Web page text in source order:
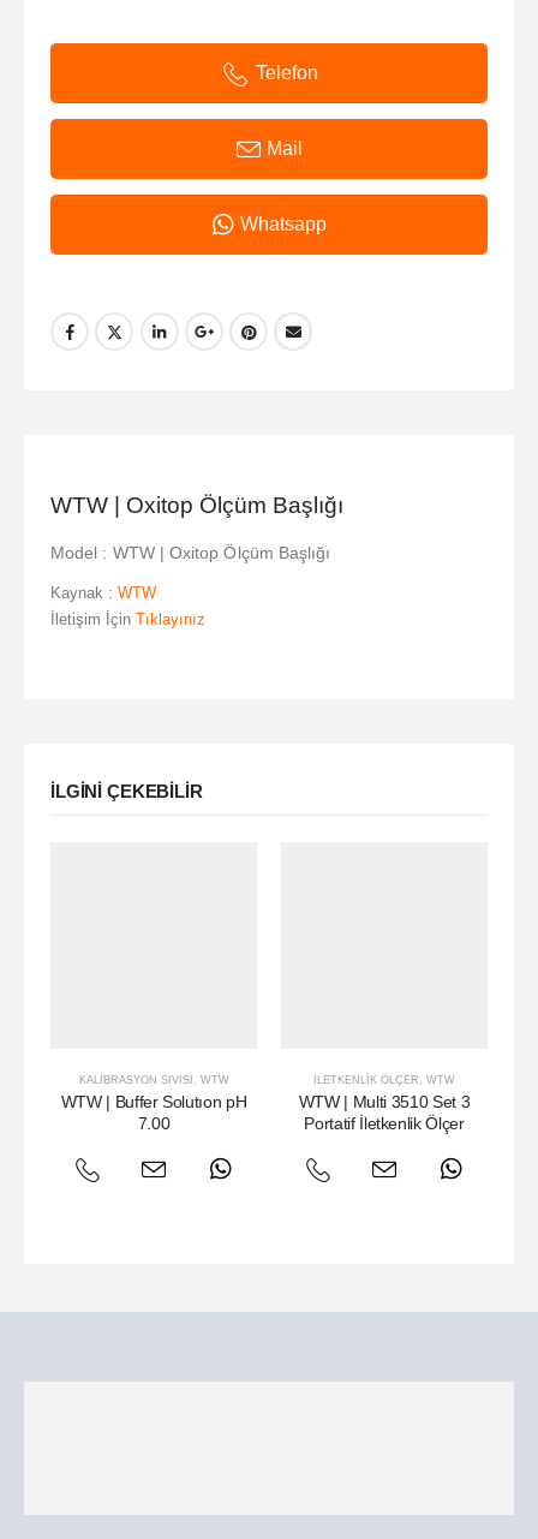
Telefon
Mail
Whatsapp
WTW | Oxitop Ölçüm Başlığı
Model : WTW | Oxitop Ölçüm Başlığı
Kaynak : WTW
İletişim İçin Tıklayınız
ILGINI ÇEKEBILIR
KALIBRASYON SIVISI , WTW
WTW | Buffer Solutıon pH
7.00
İLETKENLIK ÖLÇER , WTW
WTW | Multi 3510 Set 3
Portatif İletkenlik Ölçer